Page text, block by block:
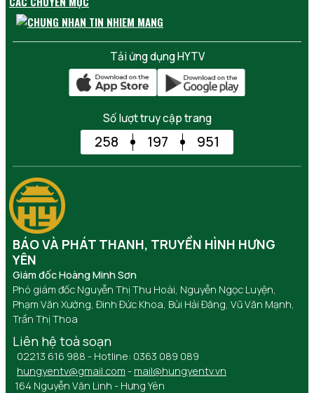
Tải ứng dụng HYTV
Số lượt truy cập trang
258 197 951
BÁO VÀ PHÁT THANH, TRUYỀN HÌNH HƯNG
YÊN
Giám đốc Hoàng Minh Sơn
Phó giám đốc Nguyễn Thị Thu Hoài, Nguyễn Ngọc Luyện,
Phạm Văn Xướng, Đinh Đức Khoa, Bùi Hải Đăng, Vũ Văn Mạnh,
Trần Thị Thoa
Liên hệ toà soạn
02213 616 988 - Hotline: 0363 089 089
hungyentv@gmail.com - mail@hungyentv.vn
164 Nguyễn Văn Linh - Hưng Yên